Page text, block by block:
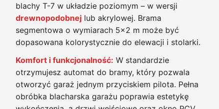
blachy T-7 w układzie poziomym – w wersji
drewnopodobnej lub akrylowej. Brama
segmentowa o wymiarach 5x2 m może być
dopasowana kolorystycznie do elewacji i stolarki.
Komfort i funkcjonalność: W standardzie
otrzymujesz automat do bramy, który pozwala
otworzyć garaż jednym przyciskiem pilota. Pełna
obróbka blacharska garażu poprawia estetykę